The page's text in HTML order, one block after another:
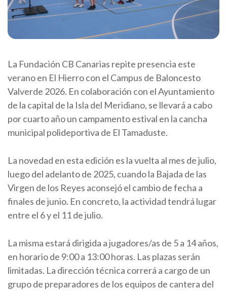
La Fundación CB Canarias repite presencia este
verano en El Hierro con el Campus de Baloncesto
Valverde 2026. En colaboración con el Ayuntamiento
de la capital de la Isla del Meridiano, se llevará a cabo
por cuarto año un campamento estival en la cancha
municipal polideportiva de El Tamaduste.
La novedad en esta edición es la vuelta al mes de julio,
luego del adelanto de 2025, cuando la Bajada de las
Virgen de los Reyes aconsejó el cambio de fecha a
finales de junio. En concreto, la actividad tendrá lugar
entre el 6 y el 11 de julio.
La misma estará dirigida a jugadores/as de 5 a 14 años,
en horario de 9:00 a 13:00 horas. Las plazas serán
limitadas. La dirección técnica correrá a cargo de un
grupo de preparadores de los equipos de cantera del